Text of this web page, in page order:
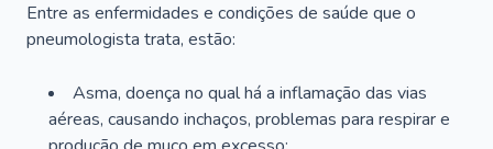
Entre as enfermidades e condições de saúde que o
pneumologista trata, estão:
Asma, doença no qual há a inflamação das vias
aéreas, causando inchaços, problemas para respirar e